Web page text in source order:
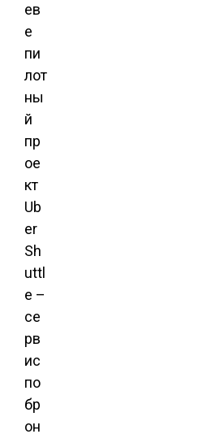
ев
е
пи
лот
ны
й
пр
ое
кт
Ub
er
Sh
uttl
e –
се
рв
ис
по
бр
он